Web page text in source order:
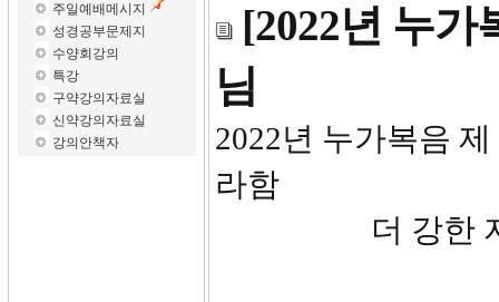
주일예배메시지
성경공부문제지
수양회강의
특강
구약강의자료실
신약강의자료실
강의안책자
[2022년 누가
님
2022년 누
라함
더 강한 자